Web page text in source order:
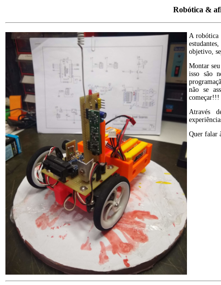
Robótica &
A robótica
objetivo,
Montar
isso são
não se
começar!!!
Através
Quer falar